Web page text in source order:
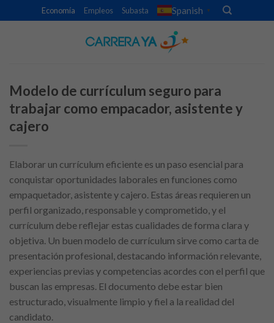
to
Economía Empleos Subasta Spanish ▼
Modelo de currículum seguro para
trabajar como empacador, asistente y
cajero
Elaborar un currículum eficiente es un paso esencial para
conquistar oportunidades laborales en funciones como
empaquetador, asistente y cajero. Estas áreas requieren un
perfil organizado, responsable y comprometido, y el
currículum debe reflejar estas cualidades de forma clara y
objetiva. Un buen modelo de currículum sirve como carta de
presentación profesional, destacando información relevante,
experiencias previas y competencias acordes con el perfil que
buscan las empresas. El documento debe estar bien
estructurado, visualmente limpio y fiel a la realidad del
candidato.